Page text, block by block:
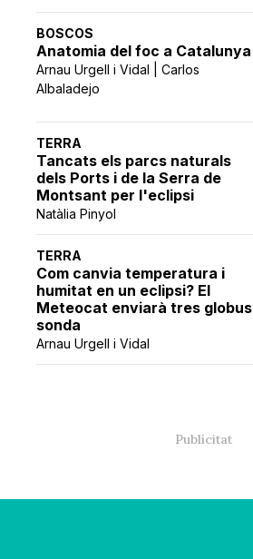
BOSCOS
Anatomia del foc a Catalunya
Arnau Urgell i Vidal | Carlos
Albaladejo
TERRA
Tancats els parcs naturals
dels Ports i de la Serra de
Montsant per l'eclipsi
Natàlia Pinyol
TERRA
Com canvia temperatura i
humitat en un eclipsi? El
Meteocat enviarà tres globus
sonda
Arnau Urgell i Vidal